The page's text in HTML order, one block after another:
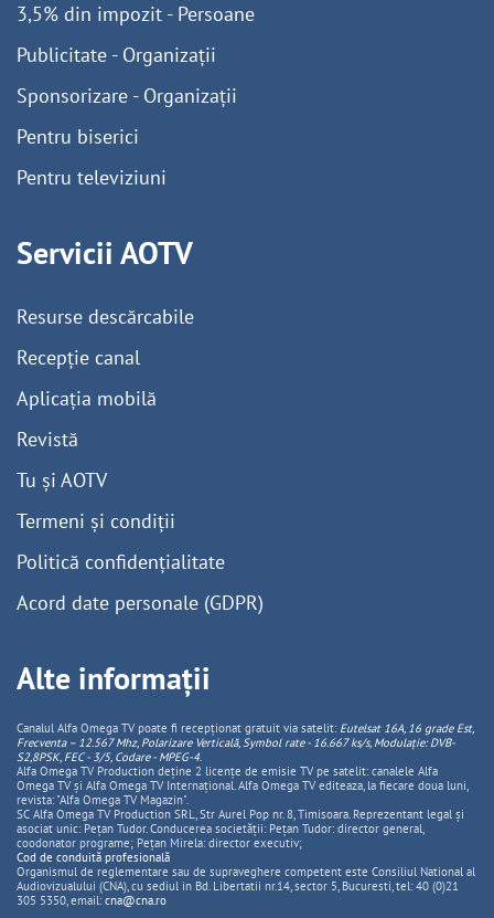
3,5% din impozit - Persoane
Publicitate - Organizații
Sponsorizare - Organizații
Pentru biserici
Pentru televiziuni
Servicii AOTV
Resurse descărcabile
Recepție canal
Aplicația mobilă
Revistă
Tu și AOTV
Termeni și condiții
Politică confidențialitate
Acord date personale (GDPR)
Alte informații
Canalul Alfa Omega TV poate fi recepționat gratuit via satelit: Eutelsat 16A, 16 grade Est,
Frecventa – 12.567 Mhz, PolarizareVerticală, Symbol rate - 16.667 ks/s, Modulație: DVB-
S2,8PSK, FEC - 3/5, Codare - MPEG-4.
Alfa Omega TV Production deține 2 licențe de emisie TV pe satelit: canalele Alfa
Omega TV și Alfa Omega TV Internațional. Alfa Omega TV editeaza, la fiecare doua luni,
revista: "Alfa Omega TV Magazin".
SC Alfa Omega TV Production SRL, Str Aurel Pop nr. 8, Timisoara. Reprezentant legal și
asociat unic: Pețan Tudor. Conducerea societății: Pețan Tudor: director general,
coodonator programe; Pețan Mirela: director executiv;
Cod de conduită profesională
Organismul de reglementare sau de supraveghere competent este Consiliul National al
Audiovizualului (CNA), cu sediul in Bd. Libertatii nr.14, sector 5, Bucuresti, tel: 40 (0)21
305 5350, email: cna@cna.ro